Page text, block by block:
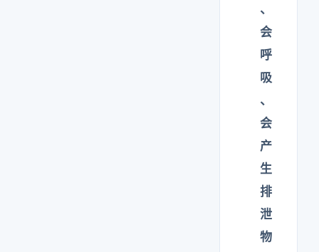
、
会
呼
吸
、
会
产
生
排
泄
物